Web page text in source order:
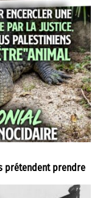
prétendent prendre